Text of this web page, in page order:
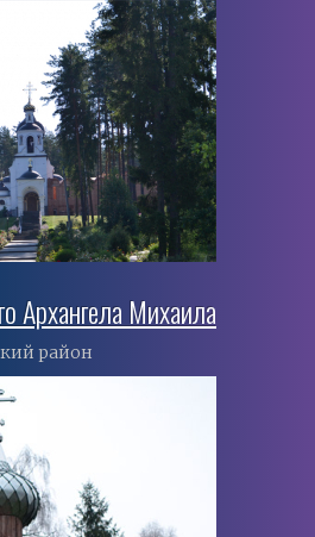
Архангела Михаила
район